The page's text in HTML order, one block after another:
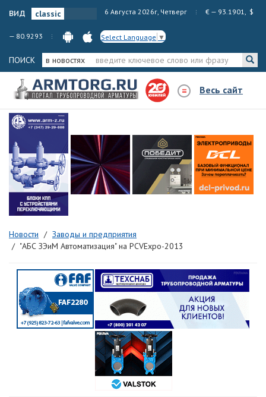
вид 6 Августа 2026г, Четверг € — 93.1901, $
— 80.9293 Select Language ▼
ПОИСК в новостях
Весь сайт
Новости
Заводы и предприятия
"АБС ЗЭиМ Автоматизация" на PCVExpo-2013